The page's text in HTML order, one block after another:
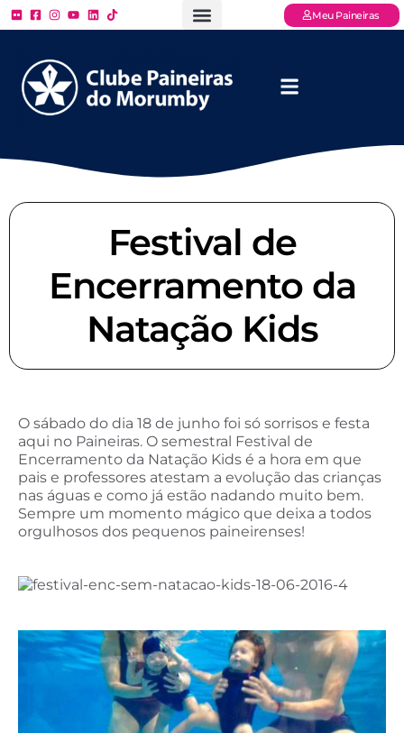
Meu Paineiras
Festival de
Encerramento da
Natação Kids
O sábado do dia 18 de junho foi só sorrisos e festa
aqui no Paineiras. O semestral Festival de
Encerramento da Natação Kids é a hora em que
pais e professores atestam a evolução das crianças
nas águas e como já estão nadando muito bem.
Sempre um momento mágico que deixa a todos
orgulhosos dos pequenos paineirenses!